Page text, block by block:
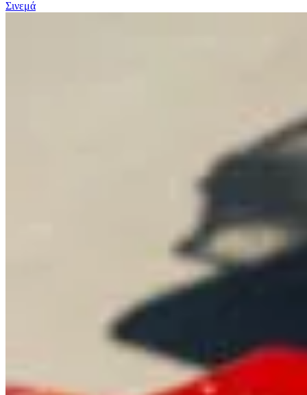
Σινεμά